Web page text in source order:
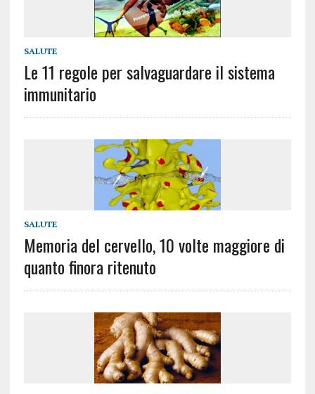
SALUTE
Le 11 regole per salvaguardare il sistema
immunitario
SALUTE
Memoria del cervello, 10 volte maggiore di
quanto finora ritenuto